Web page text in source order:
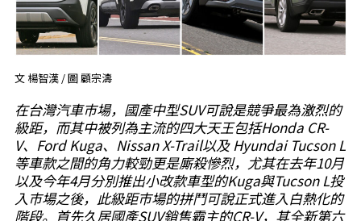
文 楊智漢 / 圖 顧宗濤
在台灣汽車市場，國產中型SUV可說是競爭最為激烈的
級距，而其中被列為主流的四大天王包括Honda CR-
V、Ford Kuga、Nissan X-Trail以及 Hyundai Tucson L
等車款之間的角力較勁更是廝殺慘烈，尤其在去年10月
以及今年4月分別推出小改款車型的Kuga與Tucson L投
入市場之後，此級距市場的拼鬥可說正式進入白熱化的
階段。首先久居國產SUV銷售霸主的CR-V，其全新第六